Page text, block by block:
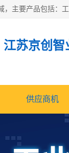
江苏京创智
供应商机